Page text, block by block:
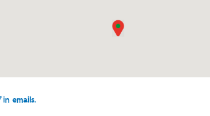
emails.